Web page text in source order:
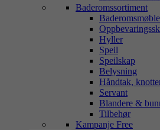
Baderomssortiment
Hyller
Speil
Speilskap
Belysning
Håndtak,
Servant
Blandere &
Tilbehør
Kampanje Free